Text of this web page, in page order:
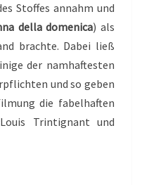
Stoffes annahm und
della domenica) als
brachte. Dabei ließ
der namhaftesten
und so geben
die fabelhaften
Trintignant und